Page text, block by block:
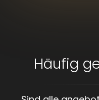
Häufig